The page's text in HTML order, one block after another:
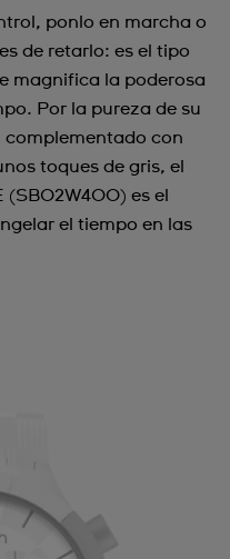
ponlo en marcha o
de retarlo: es el tipo
magnifica la poderosa
Por la pureza de su
complementado con
toques de gris, el
(SB02W400) es el
el tiempo en las